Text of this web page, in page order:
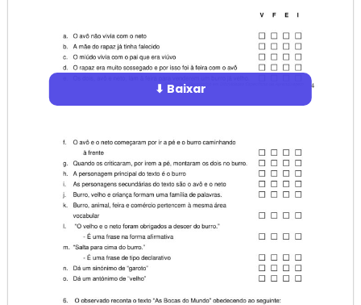
⬇ Baixar